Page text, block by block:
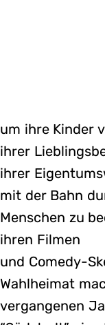
um ihre Kinder
ihrer
ihrer
mit der Bahn
Menschen zu
ihren Filmen
und Comedy-
Wahlheimat
vergangenen